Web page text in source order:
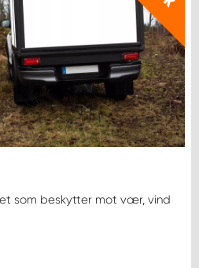
som beskytter mot vær, vind